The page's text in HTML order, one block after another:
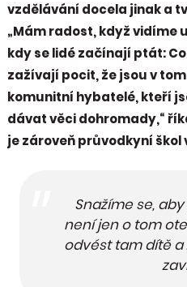
vzdělávání docela jinak a
„Mám radost, když vidíme
kdy se lidé začínají ptát:
zažívají pocit, že jsou v
komunitní hybatelé, kteří
dávat věci dohromady,“
je zároveň průvodkyní škol
Snažíme se,
není jen o tom
odvést tam dítě a